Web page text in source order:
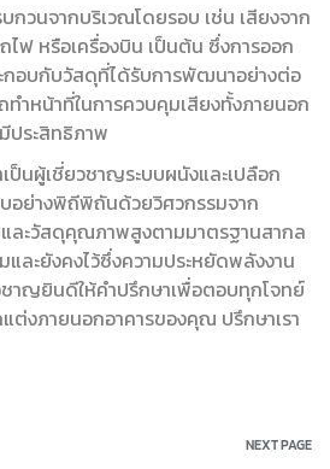
กวนจากบริเวณโดยรอบ เช่น เสียงจาก
ไฟ หรือเครื่องบิน เป็นต้น ซึ่งการออก
กอบกับวัสดุที่ได้รับการพัฒนาอย่างต่อ
ทำหน้าที่ในการควบคุมเสียงทั้งภายนอก
ประสิทธิภาพ
เป็นผู้เชี่ยวชาญระบบผนังและเปลือก
อย่างพิถีพิถันด้วยวิศวกรรมจาก
ละวัสดุคุณภาพสูงตามมาตรฐานสากล
และยังคงไว้ซึ่งความประหยัดพลังงาน
ชาญยินดีให้คำปรึกษาเพื่อตอบทุกโจทย์
ต่งภายนอกอาคารของคุณ ปรึกษาเรา
NEXT PAGE